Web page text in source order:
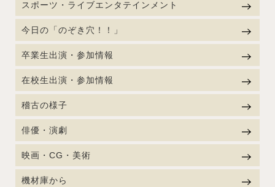
スポーツ・ライブエンタテインメント
今日の「のぞき穴！！」
卒業生出演・参加情報
在校生出演・参加情報
稽古の様子
俳優・演劇
映画・CG・美術
機材庫から